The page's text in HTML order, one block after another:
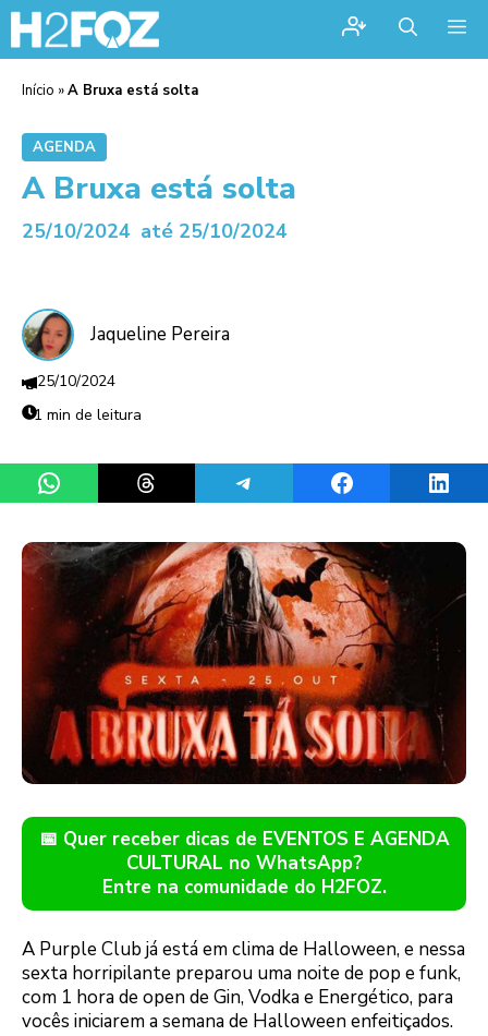
Início »A Bruxa está solta
AGENDA
A Bruxa está solta
25/10/2024 até 25/10/2024
Jaqueline Pereira
25/10/2024
1 min de leitura
Share on WhatsAppShare on ThreadsShare on TelegramShare on Facebook
📅 Quer receber dicas de EVENTOS E AGENDA
CULTURAL no WhatsApp?
Entre na comunidade do H2FOZ.
A Purple Club já está em clima de Halloween, e nessa
sexta horripilante preparou uma noite de pop e funk,
com 1 hora de open de Gin, Vodka e Energético, para
vocês iniciarem a semana de Halloween enfeitiçados.